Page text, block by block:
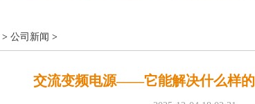
> 公司新闻 >
交流变频电源——它能解决什么样的